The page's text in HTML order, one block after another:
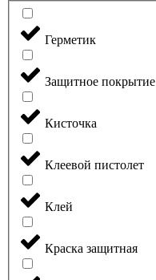
Герметик
Защитное покрытие
Кисточка
Клеевой пистолет
Клей
Краска защитная